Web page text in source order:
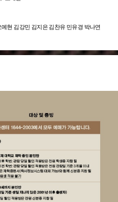
현 김강민 김지은 김찬유 민유경 박나연